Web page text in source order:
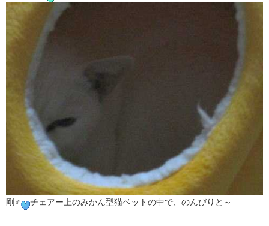
剛♂ チェアー上のみかん型猫ベットの中で、のんびりと～